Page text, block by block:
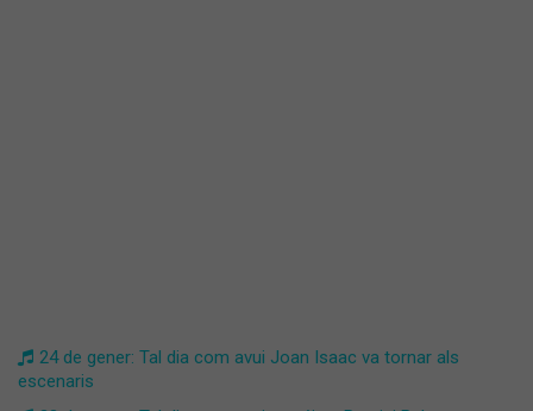
24 de gener: Tal dia com avui Joan Isaac va tornar als
escenaris